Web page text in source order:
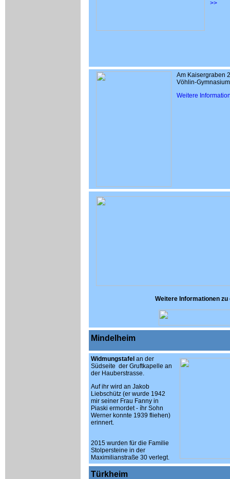
>>
Am Kaisergraben
Vöhlin-
Weitere
Weitere Informationen
Mindelheim
Widmungstafel an der
Südseite der Gruftkapelle an
der Hauberstrasse.
Auf ihr wird an Jakob
Liebschütz (er wurde 1942
mir seiner Frau Fanny in
Piaski ermordet - íhr Sohn
Werner konnte 1939 fliehen)
erinnert.
2015 wurden für die Familie
Stolpersteine in der
Maximilianstraße 30 verlegt.
Türkheim